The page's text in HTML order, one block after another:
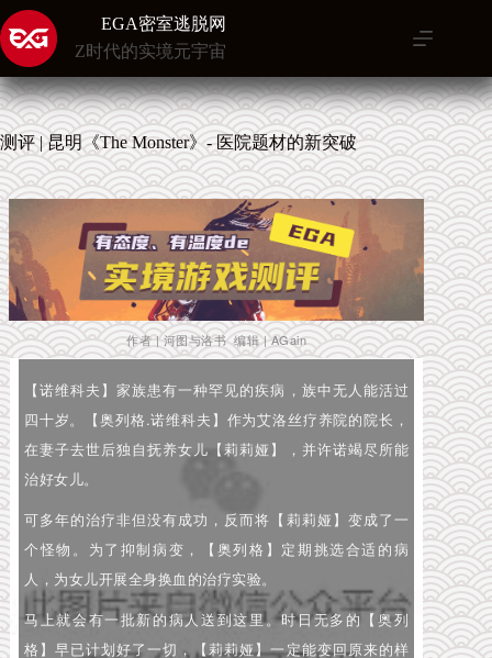
跳
至
内
容
EGA密室逃脱网
Z时代的实境元宇宙
测评 | 昆明《The Monster》- 医院题材的新突破
作者 | 河图与洛书 编辑 | AGain
【诺维科夫】家族患有一种罕见的疾病，族中无人能活过
四十岁。【奥列格.诺维科夫】作为艾洛丝疗养院的院长，
在妻子去世后独自抚养女儿【莉莉娅】，并许诺竭尽所能
治好女儿。
可多年的治疗非但没有成功，反而将【莉莉娅】变成了一
个怪物。为了抑制病变，【奥列格】定期挑选合适的病
人，为女儿开展全身换血的治疗实验。
马上就会有一批新的病人送到这里。时日无多的【奥列
格】早已计划好了一切，【莉莉娅】一定能变回原来的样